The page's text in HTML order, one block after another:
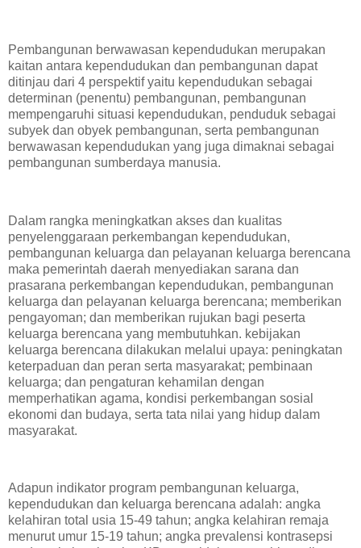
Pembangunan berwawasan kependudukan merupakan
kaitan antara kependudukan dan pembangunan dapat
ditinjau dari 4 perspektif yaitu kependudukan sebagai
determinan (penentu) pembangunan, pembangunan
mempengaruhi situasi kependudukan, penduduk sebagai
subyek dan obyek pembangunan, serta pembangunan
berwawasan kependudukan yang juga dimaknai sebagai
pembangunan sumberdaya manusia.
Dalam rangka meningkatkan akses dan kualitas
penyelenggaraan perkembangan kependudukan,
pembangunan keluarga dan pelayanan keluarga berencana
maka pemerintah daerah menyediakan sarana dan
prasarana perkembangan kependudukan, pembangunan
keluarga dan pelayanan keluarga berencana; memberikan
pengayoman; dan memberikan rujukan bagi peserta
keluarga berencana yang membutuhkan. kebijakan
keluarga berencana dilakukan melalui upaya: peningkatan
keterpaduan dan peran serta masyarakat; pembinaan
keluarga; dan pengaturan kehamilan dengan
memperhatikan agama, kondisi perkembangan sosial
ekonomi dan budaya, serta tata nilai yang hidup dalam
masyarakat.
Adapun indikator program pembangunan keluarga,
kependudukan dan keluarga berencana adalah: angka
kelahiran total usia 15-49 tahun; angka kelahiran remaja
menurut umur 15-19 tahun; angka prevalensi kontrasepsi